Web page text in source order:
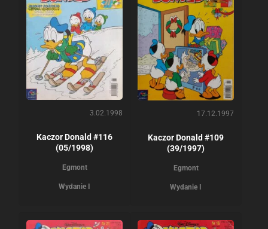
3.02.1998
Kaczor Donald #116
(05/1998)
Egmont
Wydanie I
17.12.1997
Kaczor Donald #109
(39/1997)
Egmont
Wydanie I